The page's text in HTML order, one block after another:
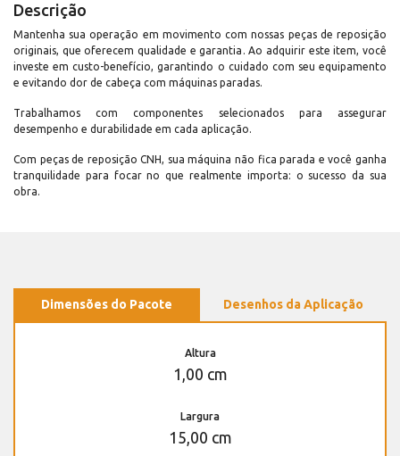
Descrição
Mantenha sua operação em movimento com nossas peças de reposição
originais, que oferecem qualidade e garantia. Ao adquirir este item, você
investe em custo-benefício, garantindo o cuidado com seu equipamento
e evitando dor de cabeça com máquinas paradas.
Trabalhamos com componentes selecionados para assegurar
desempenho e durabilidade em cada aplicação.
Com peças de reposição CNH, sua máquina não fica parada e você ganha
tranquilidade para focar no que realmente importa: o sucesso da sua
obra.
Dimensões do Pacote Desenhos da Aplicação
Altura
1,00 cm
Largura
15,00 cm